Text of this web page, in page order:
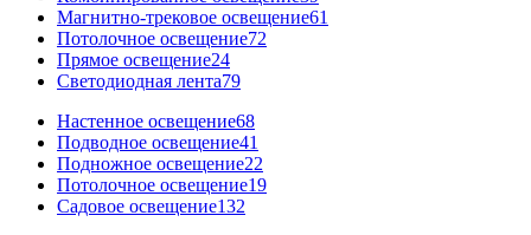
Магнитно-трековое освещение61
Потолочное освещение72
Прямое освещение24
Светодиодная лента79
Настенное освещение68
Подводное освещение41
Подножное освещение22
Потолочное освещение19
Садовое освещение132